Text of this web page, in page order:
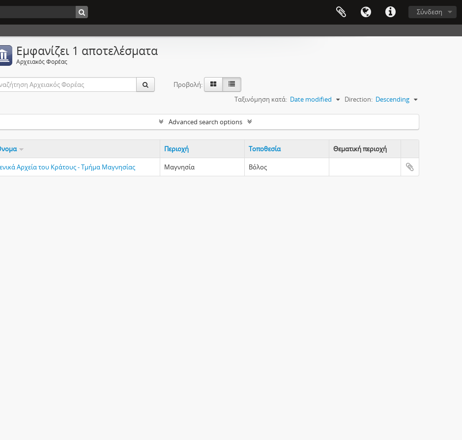
Σύνδεση
Εμφανίζει 1 αποτελέσματα
Αρχειακός Φορέας
Προβολή:
Ταξινόμηση κατά: Date modified Direction: Descending
Advanced search options
Περιοχή Τοποθεσία
Θεματική περιοχή
Clipboard
Αρχεία του Κράτους - Τμήμα Μαγνησίας
Μαγνησία Βόλος